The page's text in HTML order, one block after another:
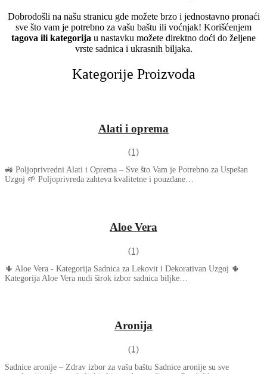
Dobrodošli na našu stranicu gde možete brzo i jednostavno pronaći
sve što vam je potrebno za vašu baštu ili voćnjak! Korišćenjem
tagova ili kategorija u nastavku možete direktno doći do željene
vrste sadnica i ukrasnih biljaka.
Kategorije Proizvoda
Alati i oprema
(1)
🚜 Poljoprivredni Alati i Oprema – Sve što Vam je Potrebno za Uspešan
Uzgoj 🌱 Poljoprivreda zahteva kvalitetne i pouzdane…
Aloe Vera
(1)
🌵 Aloe Vera - Kategorija Sadnica za Lekovit i Dekorativan Uzgoj 🌵
Kategorija Aloe Vera nudi širok izbor sadnica biljke…
Aronija
(1)
Sadnice aronije – Zdrav izbor za vašu baštu Sadnice aronije su sve